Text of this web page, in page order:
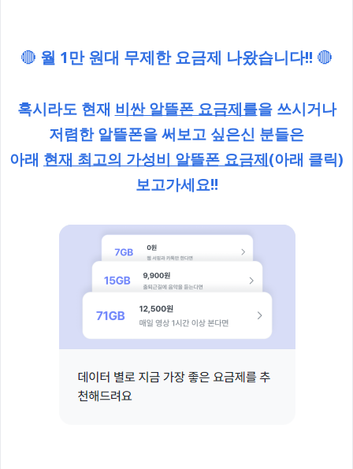
🔴 월 1만 원대 무제한 요금제 나왔습니다!! 🔴
혹시라도 현재 비싼 알뜰폰 요금제를을 쓰시거나
저렴한 알뜰폰을 써보고 싶은신 분들은
아래 현재 최고의 가성비 알뜰폰 요금제(아래 클릭)
보고가세요!!